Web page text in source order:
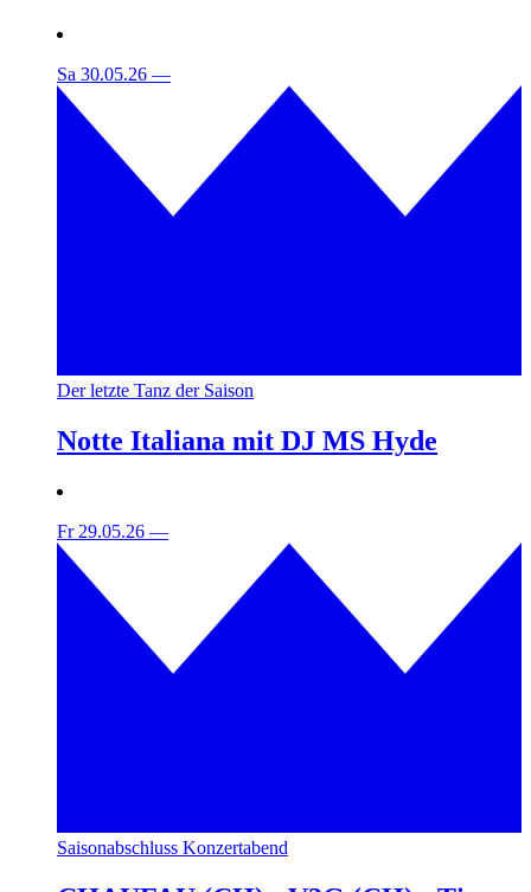
Sa 30.05.26 —
Der letzte Tanz der Saison
Notte Italiana mit DJ MS Hyde
Fr 29.05.26 —
Saisonabschluss Konzertabend